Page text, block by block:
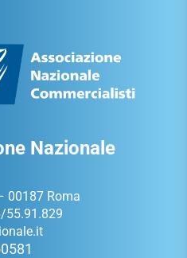
Nazionale
00187 Roma
55.91.829